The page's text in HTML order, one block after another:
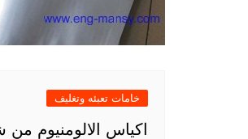
خامات تعبئه وتغليف
اكياس الالومنيوم